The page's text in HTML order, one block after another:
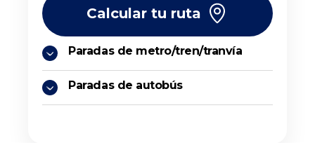
Calcular tu ruta
Paradas de metro/tren/tranvía
Paradas de autobús